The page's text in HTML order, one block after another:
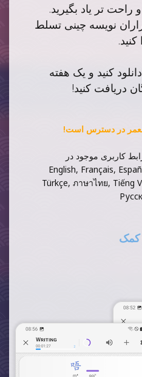
راحت تر یاد بگیرید.
نویسه چینی تسلط
کنید.
کنید و یک هفته
دریافت کنید!
در دسترس است!
کاربری موجود در
English, Français,
Türkçe, ภาษาไทย, Tiếng
کمک